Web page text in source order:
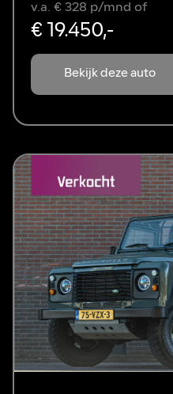
Bekijk deze auto
v.a. € 328 p/mnd of
€ 19.450,-